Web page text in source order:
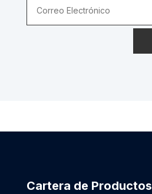
Cartera de Productos